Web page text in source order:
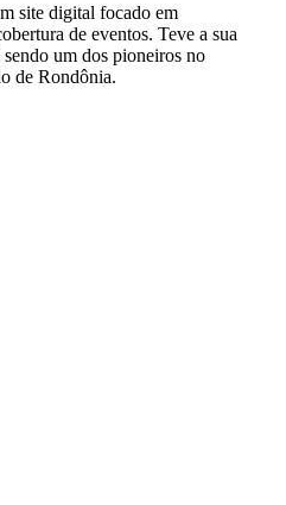
site digital focado em
de eventos. Teve a sua
um dos pioneiros no
de Rondônia.